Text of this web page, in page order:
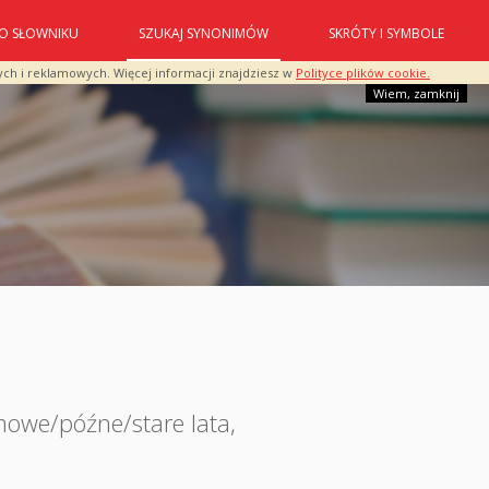
i reklamowych. Więcej informacji znajdziesz w Polityce plików cookie.
Wiem, zamknij
O SŁOWNIKU SZUKAJ SYNONIMÓW SKRÓTY I SYMBOLE
późne/stare lata,